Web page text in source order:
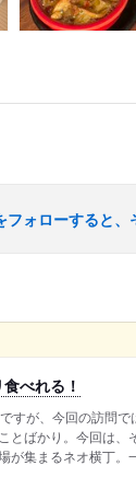
ォローすると、
べれる！
すが、今回の訪問
とばかり。今回は、
が集まるネオ横丁。